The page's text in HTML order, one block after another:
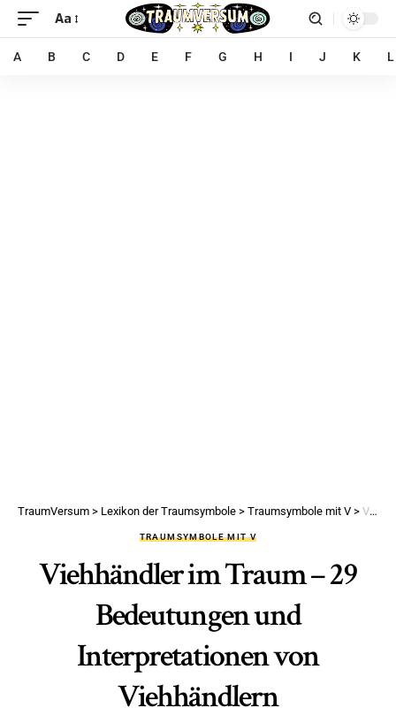
Aa
A B C D E F G H I J K L
TraumVersum > Lexikon der Traumsymbole > Traumsymbole mit V > Viehhändler im Traum – 29 Bedeutungen und Interpretationen von Viehhändlern
TRAUMSYMBOLE MIT V
Viehhändler im Traum – 29
Bedeutungen und
Interpretationen von
Viehhändlern